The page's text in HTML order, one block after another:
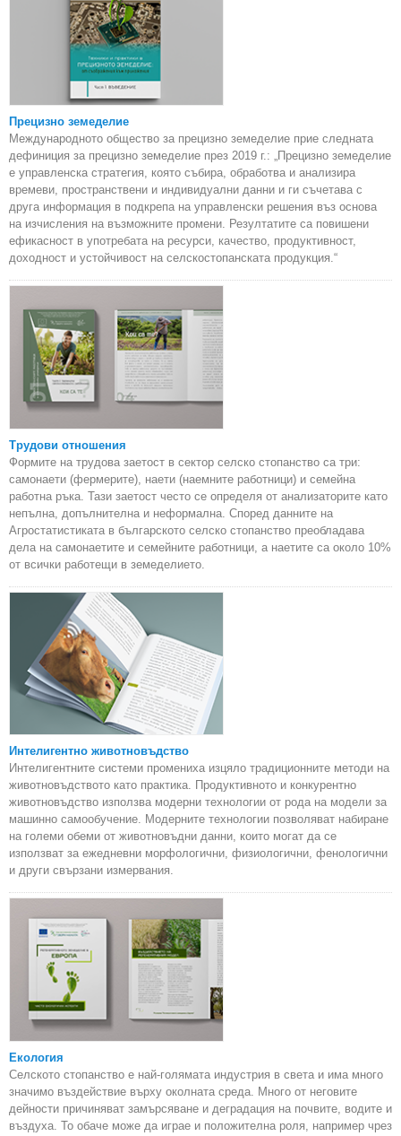
Прецизно земеделие
Международното общество за прецизно земеделие прие следната
дефиниция за прецизно земеделие през 2019 г.: „Прецизно земеделие
е управленска стратегия, която събира, обработва и анализира
времеви, пространствени и индивидуални данни и ги съчетава с
друга информация в подкрепа на управленски решения въз основа
на изчисления на възможните промени. Резултатите са повишени
ефикасност в употребата на ресурси, качество, продуктивност,
доходност и устойчивост на селскостопанската продукция.“
Трудови отношения
Формите на трудова заетост в сектор селско стопанство са три:
самонаети (фермерите), наети (наемните работници) и семейна
работна ръка. Тази заетост често се определя от анализаторите като
непълна, допълнителна и неформална. Според данните на
Агростатистиката в българското селско стопанство преобладава
дела на самонаетите и семейните работници, а наетите са около 10%
от всички работещи в земеделието.
Интелигентно животновъдство
Интелигентните системи промениха изцяло традиционните методи на
животновъдството като практика. Продуктивното и конкурентно
животновъдство използва модерни технологии от рода на модели за
машинно самообучение. Модерните технологии позволяват набиране
на големи обеми от животновъдни данни, които могат да се
използват за ежедневни морфологични, физиологични, фенологични
и други свързани измервания.
Екология
Селското стопанство е най-голямата индустрия в света и има много
значимо въздействие върху околната среда. Много от неговите
дейности причиняват замърсяване и деградация на почвите, водите и
въздуха. То обаче може да играе и положителна роля, например чрез